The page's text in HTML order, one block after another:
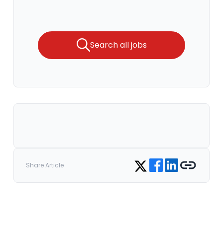
Search all jobs
Share Article Share on Twitter
Share on Facebook
Share on LinkedIn
Copy link